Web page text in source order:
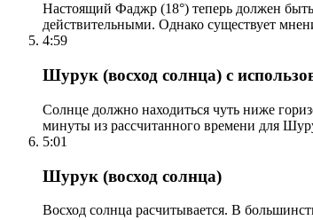
Настоящий Фаджр (18°) теперь должен
действительными. Однако существует
4:59
Шурук (восход солнца) с
Солнце должно находиться чуть ниже
минуты из рассчитанного времени для
5:01
Шурук (восход солнца)
Восход солнца расчитывается. В